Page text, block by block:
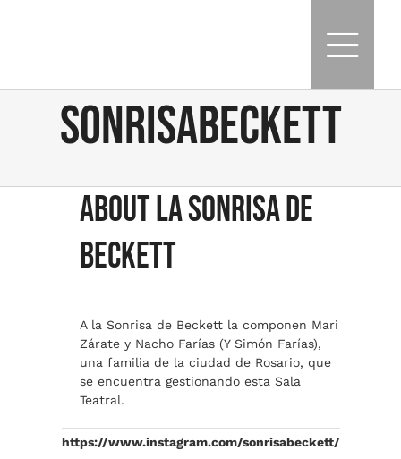
sonrisabeckett
AboutLa Sonrisa de
Beckett
A la Sonrisa de Beckett la componen Mari
Zárate y Nacho Farías (Y Simón Farías),
una familia de la ciudad de Rosario, que
se encuentra gestionando esta Sala
Teatral.
https://www.instagram.com/sonrisabeckett/